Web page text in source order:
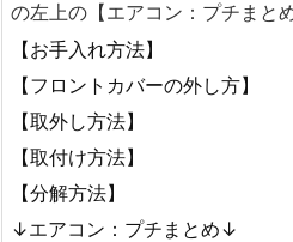
の左上の【エアコン：プチまと
【お手入れ方法】
【フロントカバーの外し方】
【取外し方法】
【取付け方法】
【分解方法】
↓エアコン：プチまとめ↓